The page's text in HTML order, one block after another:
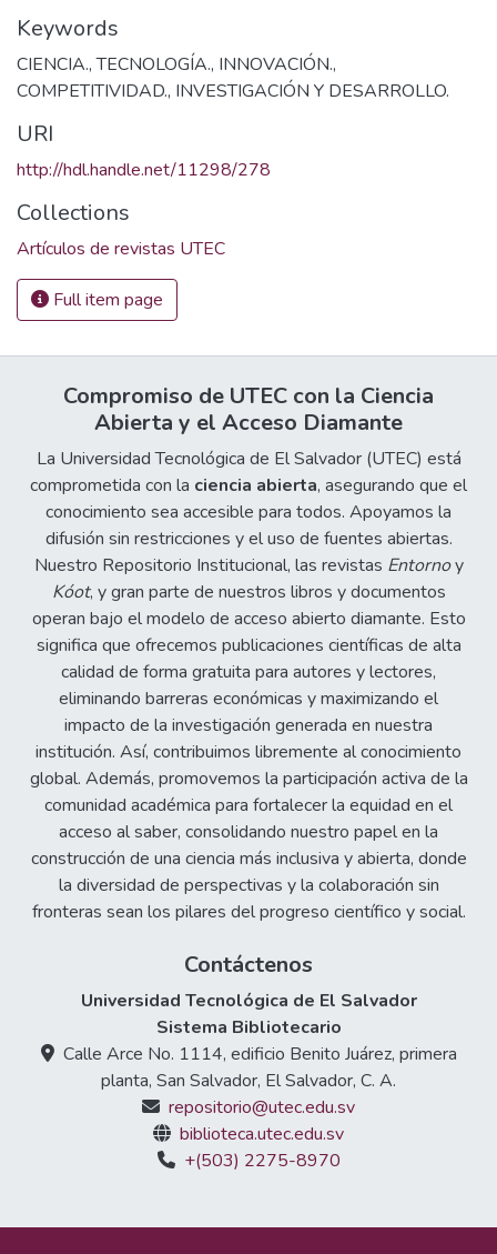
Keywords
CIENCIA.,TECNOLOGÍA., INNOVACIÓN.,
COMPETITIVIDAD., INVESTIGACIÓN Y DESARROLLO.
URI
http://hdl.handle.net/11298/278
Collections
Artículos de revistas UTEC
Full item page
Compromiso de UTEC con la Ciencia
Abierta y el Acceso Diamante
La Universidad Tecnológica de El Salvador (UTEC) está
comprometida con la ciencia abierta, asegurando que el
conocimiento sea accesible para todos. Apoyamos la
difusión sin restricciones y el uso de fuentes abiertas.
Nuestro Repositorio Institucional, las revistas Entornoy
Kóot, y gran parte de nuestros libros y documentos
operan bajo el modelo de acceso abierto diamante. Esto
significa que ofrecemos publicaciones científicas de alta
calidad de forma gratuita para autores y lectores,
eliminando barreras económicas y maximizando el
impacto de la investigación generada en nuestra
institución. Así, contribuimos libremente al conocimiento
global. Además, promovemos la participación activa de la
comunidad académica para fortalecer la equidad en el
acceso al saber, consolidando nuestro papel en la
construcción de una ciencia más inclusiva y abierta, donde
la diversidad de perspectivas y la colaboración sin
fronteras sean los pilares del progreso científico y social.
Contáctenos
Universidad Tecnológica de El Salvador
Sistema Bibliotecario
Calle Arce No. 1114, edificio Benito Juárez, primera
planta, San Salvador, El Salvador, C. A.
repositorio@utec.edu.sv
biblioteca.utec.edu.sv
+(503) 2275-8970